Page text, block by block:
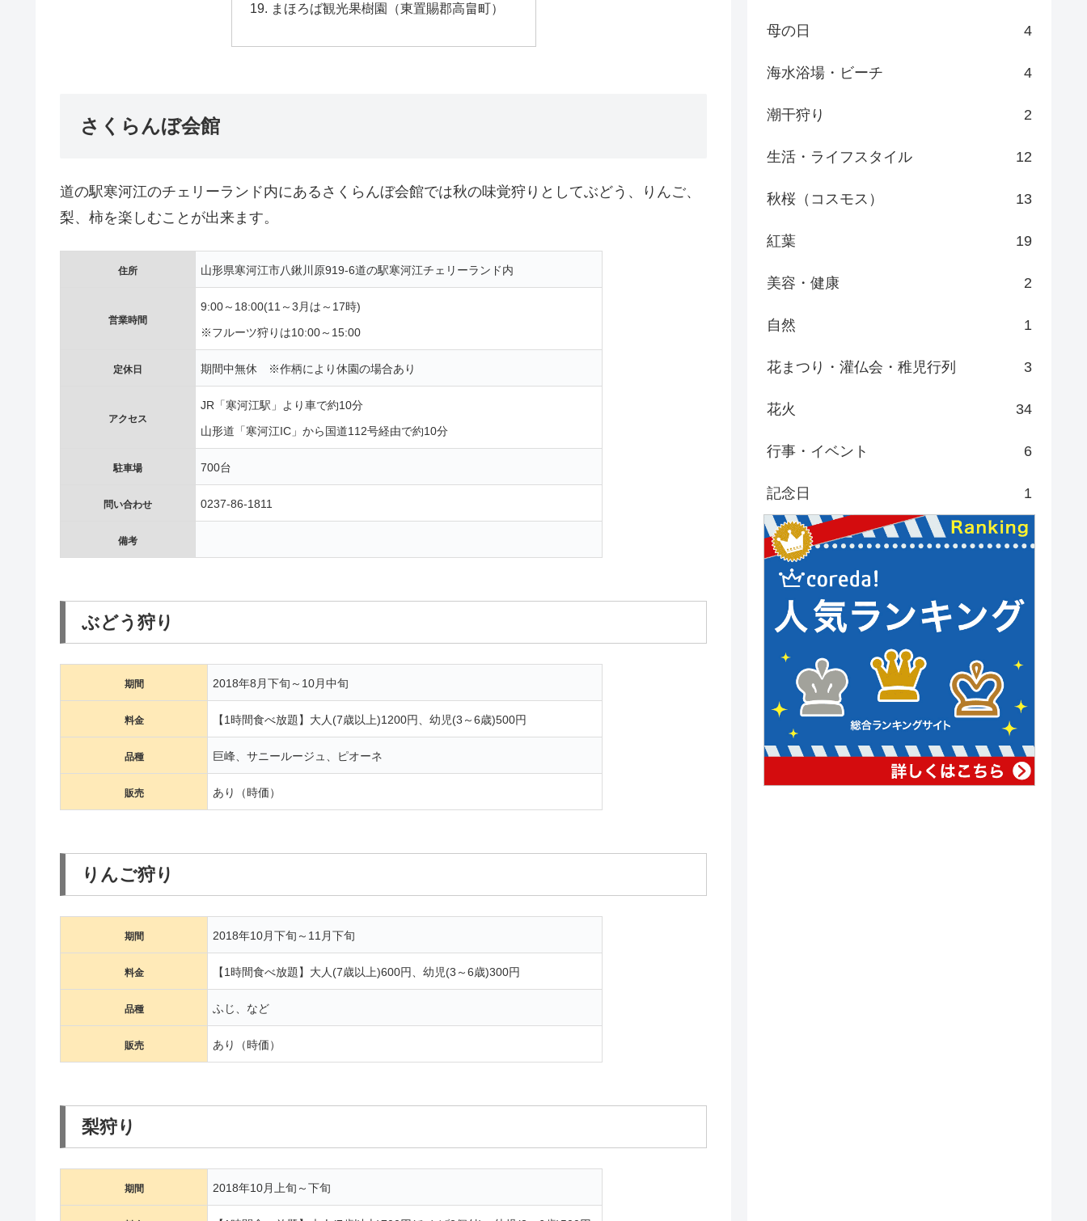
まほろば観光果樹園（東置賜郡高畠町）
さくらんぼ会館
道の駅寒河江のチェリーランド内にあるさくらんぼ会館では秋の味覚狩りとしてぶどう、りんご、
梨、柿を楽しむことが出来ます。
住所 山形県寒河江市八鍬川原919-6道の駅寒河江チェリーランド内
営業時間
9:00～18:00(11～3月は～17時)
※フルーツ狩りは10:00～15:00
定休日 期間中無休 ※作柄により休園の場合あり
アクセス
JR「寒河江駅」より車で約10分
山形道「寒河江IC」から国道112号経由で約10分
駐車場 700台
問い合わせ 0237-86-1811
備考
ぶどう狩り
期間 2018年8月下旬～10月中旬
料金 【1時間食べ放題】大人(7歳以上)1200円、幼児(3～6歳)500円
品種 巨峰、サニールージュ、ピオーネ
販売 あり（時価）
りんご狩り
期間 2018年10月下旬～11月下旬
料金 【1時間食べ放題】大人(7歳以上)600円、幼児(3～6歳)300円
品種 ふじ、など
販売 あり（時価）
梨狩り
期間 2018年10月上旬～下旬
母の日 4
海水浴場・ビーチ 4
潮干狩り 2
生活・ライフスタイル 12
秋桜（コスモス） 13
紅葉 19
美容・健康 2
自然 1
花まつり・灌仏会・稚児行列 3
花火 34
行事・イベント 6
記念日 1